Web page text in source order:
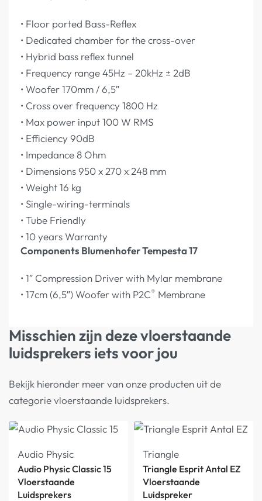
• Floor ported Bass-Reflex
• Dedicated chamber for the cross-over
• Hybrid bass reflex tunnel
• Frequency range 45Hz – 20kHz ± 2dB
• Woofer 170mm / 6,5″
• Cross over frequency 1800 Hz
• Max power input 100 W RMS
• Efficiency 90dB
• Impedance 8 Ohm
• Dimensions 950 x 270 x 248 mm
• Weight 16 kg
• Single-wiring-terminals
• Tube Friendly
• 10 years Warranty
Components Blumenhofer Tempesta 17
• 1″ Compression Driver with Mylar membrane
• 17cm (6,5″) Woofer with P2C® Membrane
Misschien zijn deze vloerstaande
luidsprekers iets voor jou
Bekijk hieronder meer van onze producten uit de
categorie vloerstaande luidsprekers.
Audio Physic
Audio Physic Classic 15
Vloerstaande
Luidsprekers
Triangle
Triangle Esprit Antal EZ
Vloerstaande
Luidspreker